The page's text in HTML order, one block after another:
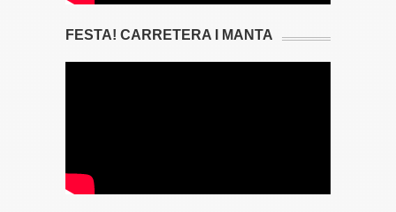
FESTA! CARRETERA I MANTA